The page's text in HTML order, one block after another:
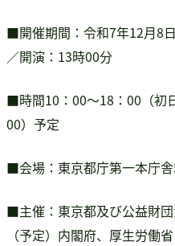
■開催期間：令和7年12月8
／開演：13時00分
■時間10：00～18：00（初
00）予定
■会場：東京都庁第一本庁
■主催：東京都及び公益財
（予定）内閣府、厚生労働省
会員募集
寄附